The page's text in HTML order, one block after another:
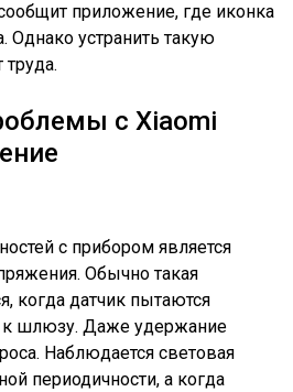
приложение, где иконка
Однако устранить такую
труда.
с Xiaomi
с прибором является
Обычно такая
когда датчик пытаются
к шлюзу. Даже удержание
Наблюдается световая
периодичности, а когда